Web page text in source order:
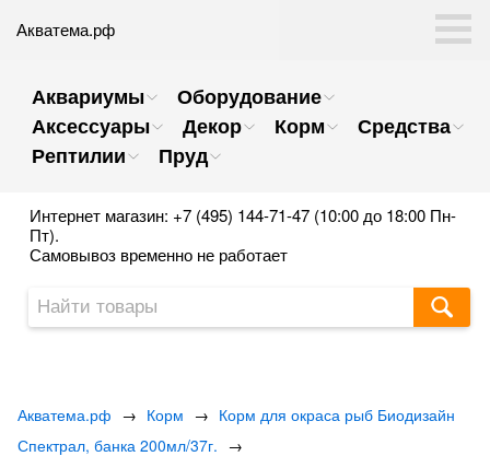
Акватема.рф
Аквариумы
Оборудование
Аксессуары
Декор Корм
Средства
Рептилии
Пруд
Интернет магазин: +7 (495) 144-71-47 (10:00 до 18:00 Пн-
Пт).
Самовывоз временно не работает
Акватема.рф → Корм → Корм для окраса рыб Биодизайн
Спектрал, банка 200мл/37г. →